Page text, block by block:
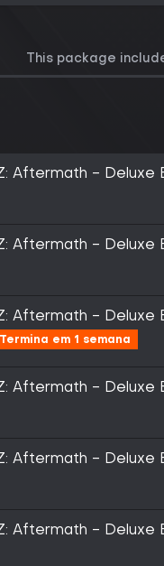
This package
Aftermath - Deluxe
Aftermath - Deluxe
Aftermath - Deluxe
Termina em 1 semana
Aftermath - Deluxe
Aftermath - Deluxe
Aftermath - Deluxe